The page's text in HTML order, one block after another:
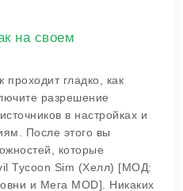
на своем
проходит гладко, как
разрешение
в настройках и
После этого вы
которые
Tycoon Sim (Хелл) [МОД:
и Мега MOD]. Никаких